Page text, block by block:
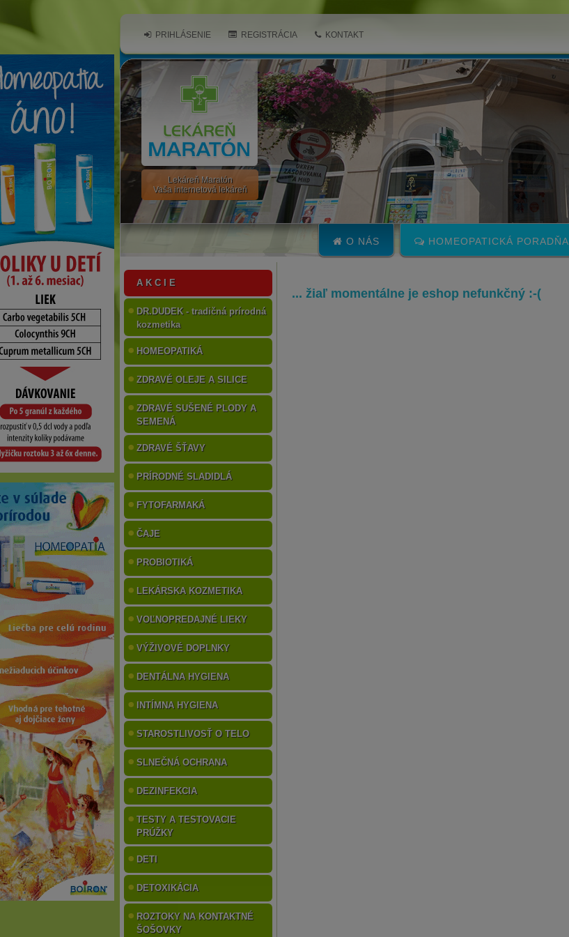
Lekáreň Maratón
Vaša internetová lekáreň
PRIHLÁSENIE REGISTRÁCIA KONTAKT
HOMEOPATICKÁ PORADŇA
O NÁS
A K C I E
DR.DUDEK - tradičná prírodná
kozmetika
HOMEOPATIKÁ
ZDRAVÉ OLEJE A SILICE
ZDRAVÉ SUŠENÉ PLODY A
SEMENÁ
ZDRAVÉ ŠŤAVY
PRÍRODNÉ SLADIDLÁ
FYTOFARMAKÁ
ČAJE
PROBIOTIKÁ
LEKÁRSKA KOZMETIKA
VOĽNOPREDAJNÉ LIEKY
VÝŽIVOVÉ DOPLNKY
DENTÁLNA HYGIENA
INTÍMNA HYGIENA
STAROSTLIVOSŤ O TELO
SLNEČNÁ OCHRANA
DEZINFEKCIA
TESTY A TESTOVACIE
PRÚŽKY
DETI
DETOXIKÁCIA
ROZTOKY NA KONTAKTNÉ
ŠOŠOVKY
... žiaľ momentálne je eshop nefunkčný :-(